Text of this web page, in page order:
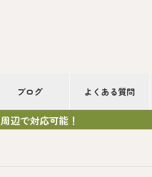
ブログ よくある質問
周辺で対応可能！